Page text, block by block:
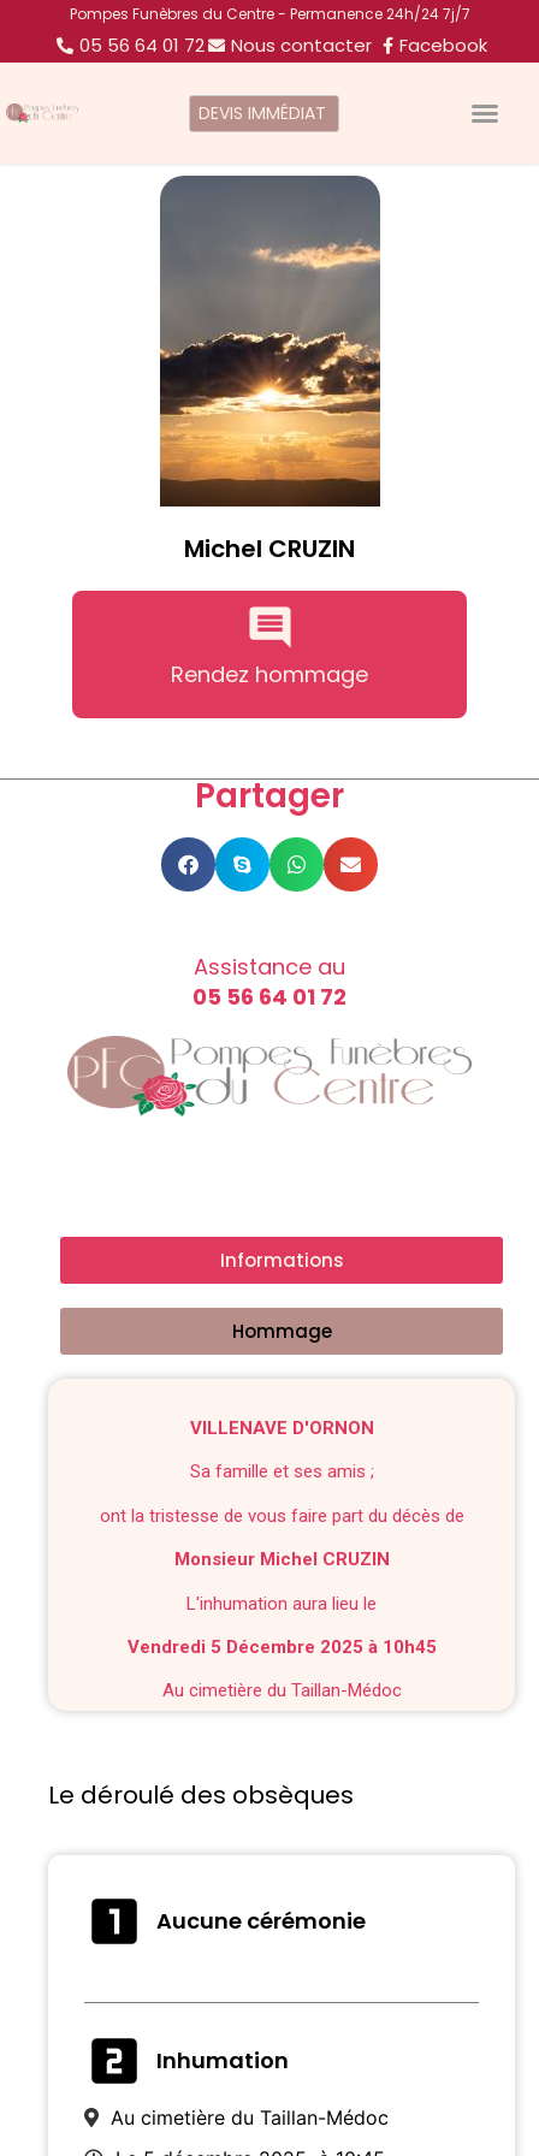
Pompes Funèbres du Centre - Permanence 24h/24 7j/7
05 56 64 01 72 Nous contacter Facebook
DEVIS IMMÉDIAT
Michel CRUZIN
Rendez hommage
Partager
Assistance au
05 56 64 01 72
Informations
Hommage
VILLENAVE D'ORNON
Sa famille et ses amis ;
ont la tristesse de vous faire part du décès de
Monsieur Michel CRUZIN
L'inhumation aura lieu le
Vendredi 5 Décembre 2025 à 10h45
Au cimetière du Taillan-Médoc
Le déroulé des obsèques
Aucune cérémonie
Inhumation
Au cimetière du Taillan-Médoc